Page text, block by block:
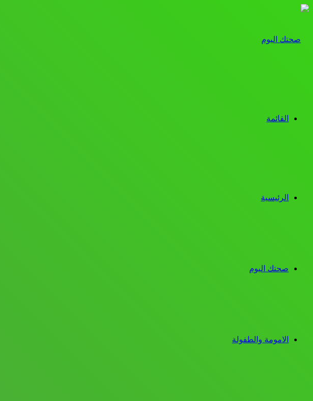
القائمة
الرئيسية
صحتك اليوم
الامومة والطفولة